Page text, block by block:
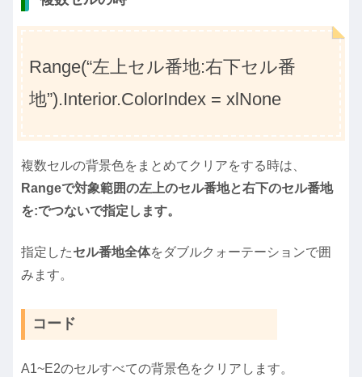
Range(“左上セル番地:右下セル番
地”).Interior.ColorIndex = xlNone
複数セルの背景色をまとめてクリアをする時は、
Rangeで対象範囲の左上のセル番地と右下のセル番地
を:でつないで指定します。
指定したセル番地全体をダブルクォーテーションで囲
みます。
コード
A1~E2のセルすべての背景色をクリアします。